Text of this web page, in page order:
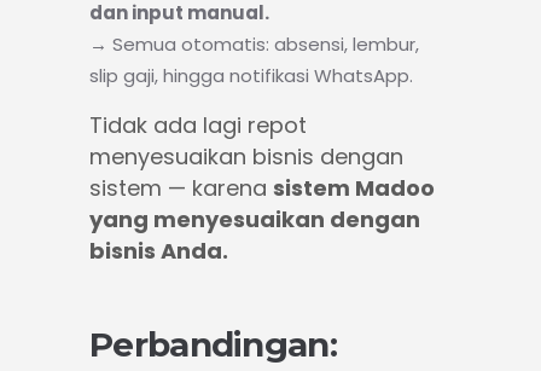
dan input manual.
→ Semua otomatis: absensi, lembur,
slip gaji, hingga notifikasi WhatsApp.
Tidak ada lagi repot
menyesuaikan bisnis dengan
sistem — karena sistem Madoo
yang menyesuaikan dengan
bisnis Anda.
Perbandingan: